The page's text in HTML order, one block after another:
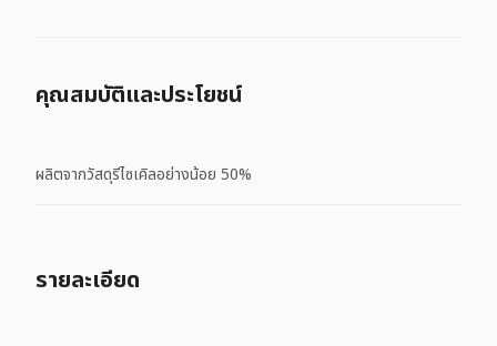
คุณสมบัติและประโยชน์
ผลิตจากวัสดุรีไซเคิลอย่างน้อย 50%
รายละเอียด